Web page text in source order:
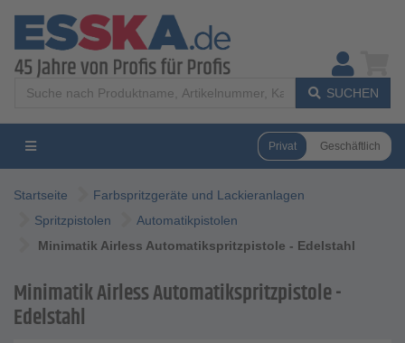
SUCHEN
Privat Geschäftlich
Startseite
Farbspritzgeräte und Lackieranlagen
Spritzpistolen
Automatikpistolen
Minimatik Airless Automatikspritzpistole - Edelstahl
Minimatik Airless Automatikspritzpistole -
Edelstahl